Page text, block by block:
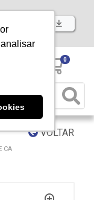
já nosso APP
0
VOLTAR
CA